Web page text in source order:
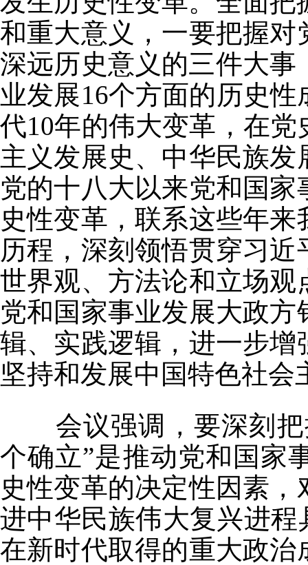
和重大意义，一要把握
深远历史意义的三件大
业发展16个方面的历史
代10年的伟大变革，在
主义发展史、中华民族
党的十八大以来党和国
史性变革，联系这些年
历程，深刻领悟贯穿习
世界观、方法论和立场
党和国家事业发展大政
辑、实践逻辑，进一步
坚持和发展中国特色社会
会议强调，要深刻把
个确立”是推动党和国家
史性变革的决定性因素
进中华民族伟大复兴进
在新时代取得的重大政